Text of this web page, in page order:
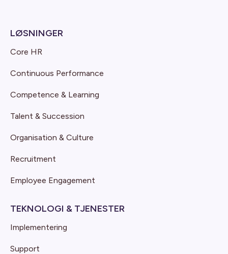
LØSNINGER
Core HR
Continuous Performance
Competence & Learning
Talent & Succession
Organisation & Culture
Recruitment
Employee Engagement
TEKNOLOGI & TJENESTER
Implementering
Support